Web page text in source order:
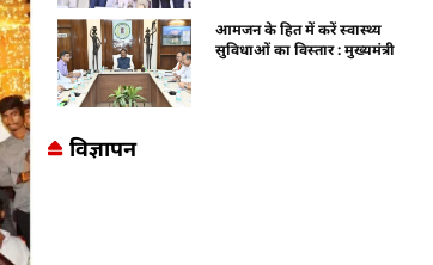
आमजन के हित में करें स्वास्थ्य
सुविधाओं का विस्तार : मुख्यमंत्री
विज्ञापन